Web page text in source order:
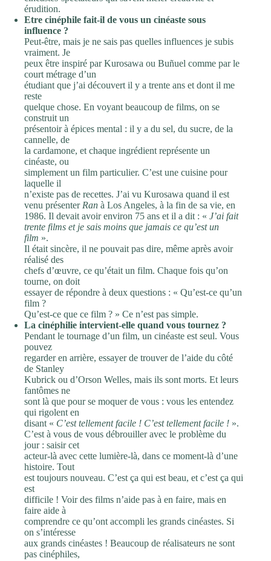
érudition.
Etre cinéphile fait-il de vous un cinéaste sous
influence ?
Peut-être, mais je ne sais pas quelles influences je subis
vraiment. Je
peux être inspiré par Kurosawa ou Buñuel comme par le
court métrage d’un
étudiant que j’ai découvert il y a trente ans et dont il me
reste
quelque chose. En voyant beaucoup de films, on se
construit un
présentoir à épices mental : il y a du sel, du sucre, de la
cannelle, de
la cardamone, et chaque ingrédient représente un
cinéaste, ou
simplement un film particulier. C’est une cuisine pour
laquelle il
n’existe pas de recettes. J’ai vu Kurosawa quand il est
venu présenter Ran à Los Angeles, à la fin de sa vie, en
1986. Il devait avoir environ 75 ans et il a dit : « J’ai fait
trente films et je sais moins que jamais ce qu’est un
film ».
Il était sincère, il ne pouvait pas dire, même après avoir
réalisé des
chefs d’œuvre, ce qu’était un film. Chaque fois qu’on
tourne, on doit
essayer de répondre à deux questions : « Qu’est-ce qu’un
film ?
Qu’est-ce que ce film ? » Ce n’est pas simple.
La cinéphilie intervient-elle quand vous tournez ?
Pendant le tournage d’un film, un cinéaste est seul. Vous
pouvez
regarder en arrière, essayer de trouver de l’aide du côté
de Stanley
Kubrick ou d’Orson Welles, mais ils sont morts. Et leurs
fantômes ne
sont là que pour se moquer de vous : vous les entendez
qui rigolent en
disant « C’est tellement facile ! C’est tellement facile ! ».
C’est à vous de vous débrouiller avec le problème du
jour : saisir cet
acteur-là avec cette lumière-là, dans ce moment-là d’une
histoire. Tout
est toujours nouveau. C’est ça qui est beau, et c’est ça qui
est
difficile ! Voir des films n’aide pas à en faire, mais en
faire aide à
comprendre ce qu’ont accompli les grands cinéastes. Si
on s’intéresse
aux grands cinéastes ! Beaucoup de réalisateurs ne sont
pas cinéphiles,